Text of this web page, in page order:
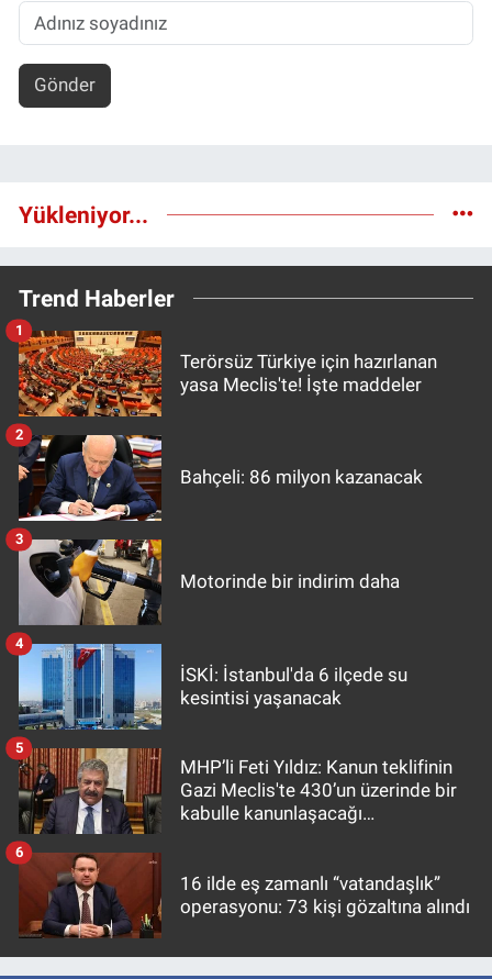
Gönder
Yükleniyor...
Trend Haberler
Terörsüz Türkiye için hazırlanan
yasa Meclis'te! İşte maddeler
1
Bahçeli: 86 milyon kazanacak
2
Motorinde bir indirim daha
3
İSKİ: İstanbul'da 6 ilçede su
kesintisi yaşanacak
4
MHP’li Feti Yıldız: Kanun teklifinin
Gazi Meclis'te 430’un üzerinde bir
kabulle kanunlaşacağı
5
16 ilde eş zamanlı “vatandaşlık”
operasyonu: 73 kişi gözaltına alındı
6